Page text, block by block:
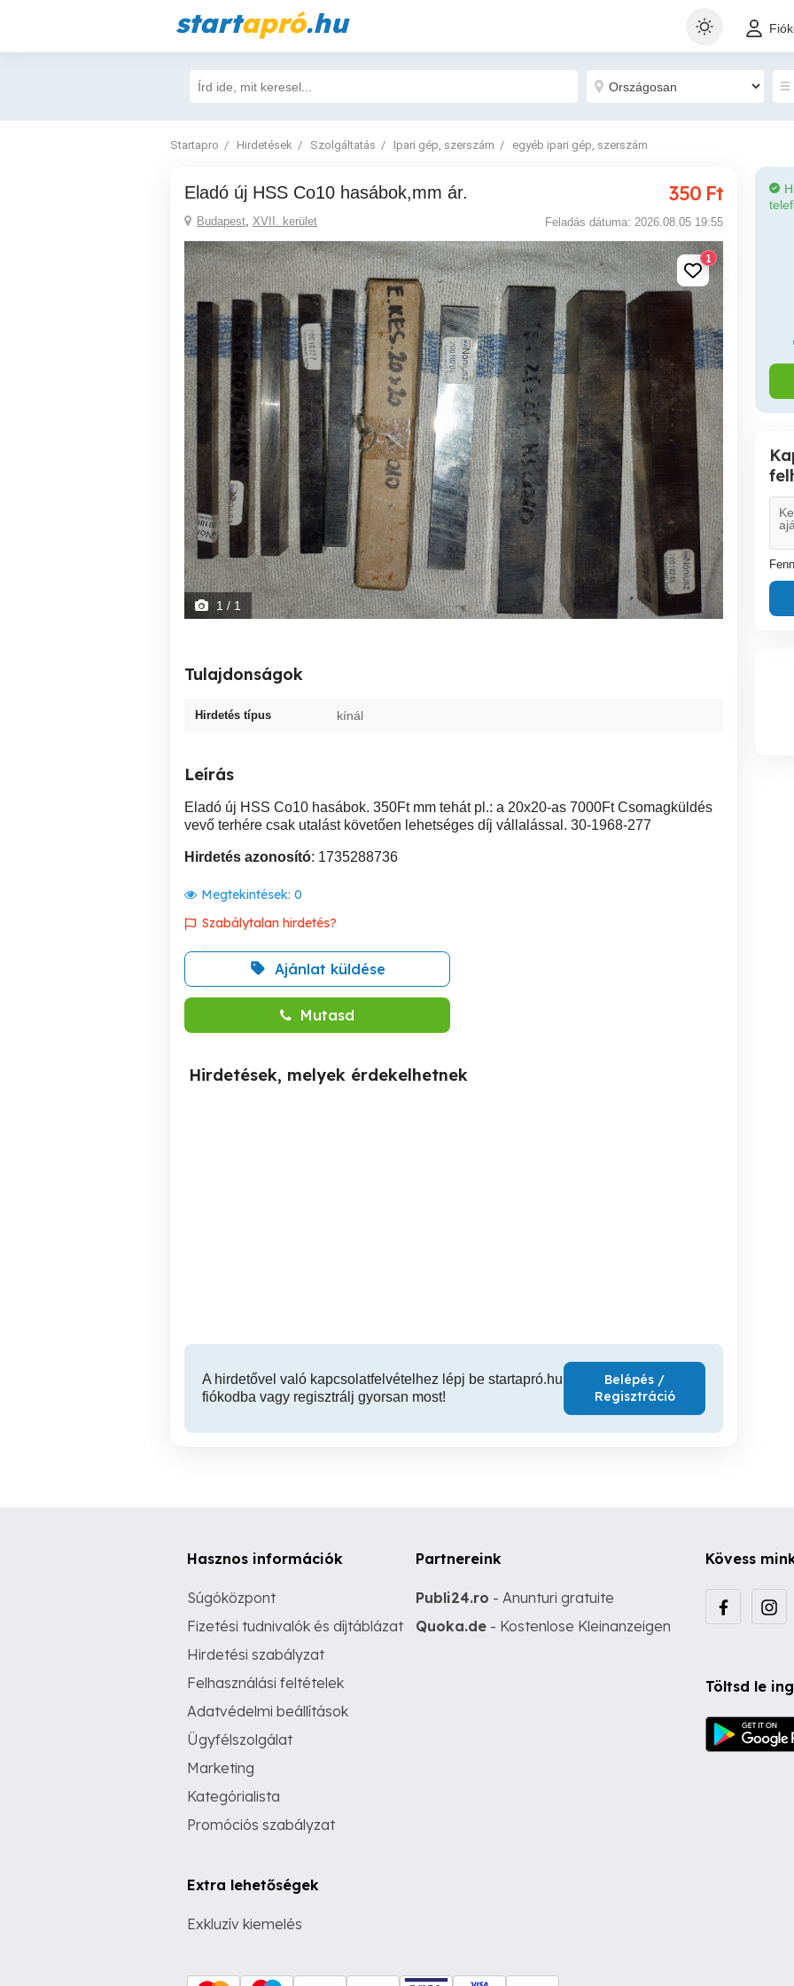
startapró.hu
Startapro Hirdetések Szolgáltatás Ipari gép, szerszám egyéb ipari gép, szerszám
Eladó új HSS Co10 hasábok,mm ár. 350 Ft
Budapest, XVII. kerület Feladás dátuma: 2026.08.05 19:55
1
1 / 1
Tulajdonságok
Hirdetés típus kínál
Leírás
Eladó új HSS Co10 hasábok. 350Ft mm tehát pl.: a 20x20-as 7000Ft Csomagküldés
vevő terhére csak utalást követően lehetséges díj vállalással. 30-1968-277
Hirdetés azonosító: 1735288736
Megtekintések: 0
Szabálytalan hirdetés?
Ajánlat küldése
Mutasd
Hirdetések, melyek érdekelhetnek
A hirdetővel való kapcsolatfelvételhez lépj be startapró.hu
fiókodba vagy regisztrálj gyorsan most!
Belépés /
Regisztráció
Hasznos információk
Súgóközpont
Fizetési tudnivalók és díjtáblázat
Hirdetési szabályzat
Felhasználási feltételek
Adatvédelmi beállítások
Ügyfélszolgálat
Marketing
Kategórialista
Promóciós szabályzat
Extra lehetőségek
Exkluzív kiemelés
Partnereink
Publi24.ro - Anunturi gratuite
Quoka.de - Kostenlose Kleinanzeigen
Kövess
Töltsd le